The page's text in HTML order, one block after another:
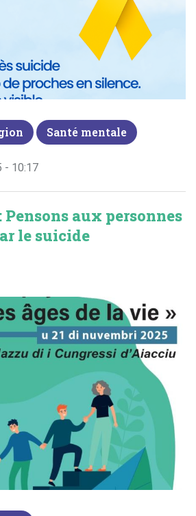
Santé mentale
- 10:17
Pensons aux personnes
le suicide